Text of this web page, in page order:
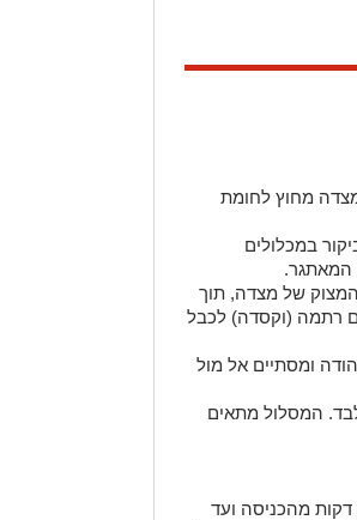
מחוץ לחומת
במכלולים
המאתגר.
של מצדה, תוך
רתמה (וקסדה) לכבל
ומסתיים אל מול
המסלול מתאים
ההגעה לשביל אפשרית דרך שביל הסוללה (הליכה של כ 40 דקות מהכניסה ועד